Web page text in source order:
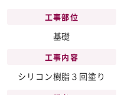
工事部位
基礎
工事内容
シリコン樹脂３回塗り